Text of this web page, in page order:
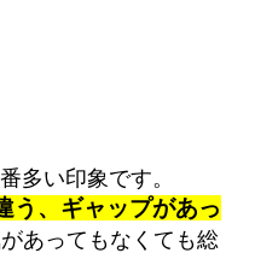
多い印象です。
う、ギャップがあっ
あってもなくても総